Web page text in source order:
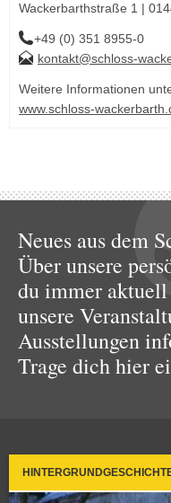
Wackerbarthstraße 1 |
+49 (0) 351 8955-0
kontakt@schloss-
Weitere Informationen
www.schloss-
Neues aus dem
Über unsere
du immer
unsere
Ausstellungen
Trage dich hier